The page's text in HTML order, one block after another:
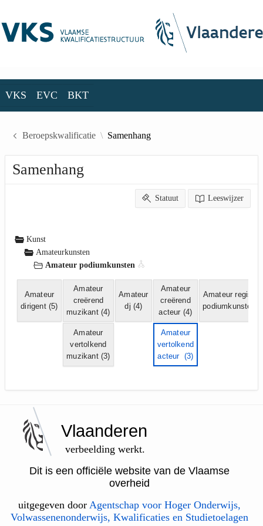
VKS EVC BKT
Beroepskwalificatie Samenhang
Samenhang
Statuut Leeswijzer
Kunst
Amateurkunsten
Amateur podiumkunsten
Amateur
dirigent(5)
Amateur
creërend
muzikant(4)
Amateur
dj (4)
Amateur
creërend
acteur (4)
Amateur
podiumkunsten
Amateur
vertolkend
muzikant(3)
Amateur
vertolkend
acteur (3)
Vlaanderen
verbeelding werkt.
Dit is een officiële website van de Vlaamse
overheid
uitgegeven door Agentschap voor Hoger Onderwijs,
Volwassenenonderwijs, Kwalificaties en Studietoelagen